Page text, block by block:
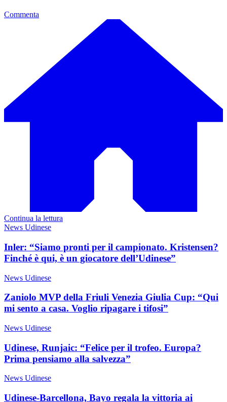
Commenta
Continua la lettura
News Udinese
Inler: “Siamo pronti per il campionato. Kristensen?
Finché è qui, è un giocatore dell’Udinese”
News Udinese
Zaniolo MVP della Friuli Venezia Giulia Cup: “Qui
mi sento a casa. Voglio ripagare i tifosi”
News Udinese
Udinese, Runjaic: “Felice per il trofeo. Europa?
Prima pensiamo alla salvezza”
News Udinese
Udinese-Barcellona, Bayo regala la vittoria ai